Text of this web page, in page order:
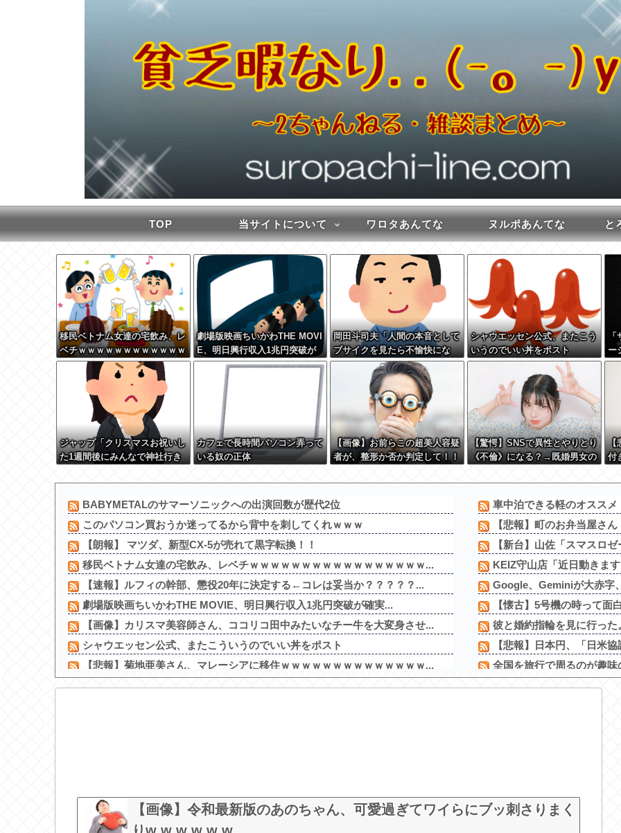
TOP 当サイトについて ワロタあんてな ヌルポあんてな と
移民ベトナム女達の宅飲み、レ
ベチｗｗｗｗｗｗｗｗｗｗｗｗ
ｗｗｗｗｗｗｗｗｗｗｗｗ
劇場版映画ちいかわTHE MOVI
E、明日興行収入1兆円突破が
確実にｗｗｗｗｗｗｗｗｗｗｗ
岡田斗司夫「人間の本音として
ブサイクを見たら不愉快にな
る。この責任をどうとるんだ」
シャウエッセン公式、またこう
いうのでいい丼をポスト
ー
ｗ
ジャップ「クリスマスお祝いし
た1週間後にみんなで神社行き
カフェで長時間パソコン弄って
いる奴の正体
【画像】お前らこの超美人容疑
者が、整形か否か判定して！！
w w w w
【驚愕】SNSで異性とやりとり
《不倫》になる？→既婚男女の
してしまうw w w w w w w w
【
付
は
BABYMETALのサマーソニックへの出演回数が歴代2位
このパソコン買おうか迷ってるから背中を刺してくれｗｗｗ
【朗報】 マツダ、新型CX-5が売れて黒字転換！！
移民ベトナム女達の宅飲み、レベチｗｗｗｗｗｗｗｗｗｗｗｗｗｗｗｗｗ...
【速報】ルフィの幹部、懲役20年に決定する←コレは妥当か？？？？？...
劇場版映画ちいかわTHE MOVIE、明日興行収入1兆円突破が確実...
【画像】カリスマ美容師さん、ココリコ田中みたいなチー牛を大変身させ...
シャウエッセン公式、またこういうのでいい丼をポスト
【悲報】菊地亜美さん、マレーシアに移住ｗｗｗｗｗｗｗｗｗｗｗｗｗｗ...
【画像あり】 中学生くらいに見える女の子がうなぎを食べてるけど、お...
【画像】元NMBアイドルさん、表情もカラダもS?X女になってしまう...
車中泊できる軽のオススメ
【悲報】町のお弁当屋さ
【新台】山佐「スマスロ
KEIZ守山店「近日動きま
Google、Geminiが大赤字
【懐古】5号機の時って
彼と婚約指輪を見に行っ
【悲報】日本円、「日米
全国を旅行で周るのが趣
メーカーはデカヘソ8個保
【画像】令和最新版のあのちゃん、可愛過ぎてワイらにブッ刺さりまく